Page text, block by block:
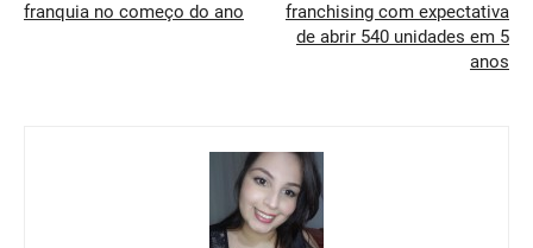
franquia no começo do ano
franchising com expectativa
de abrir 540 unidades em 5
anos